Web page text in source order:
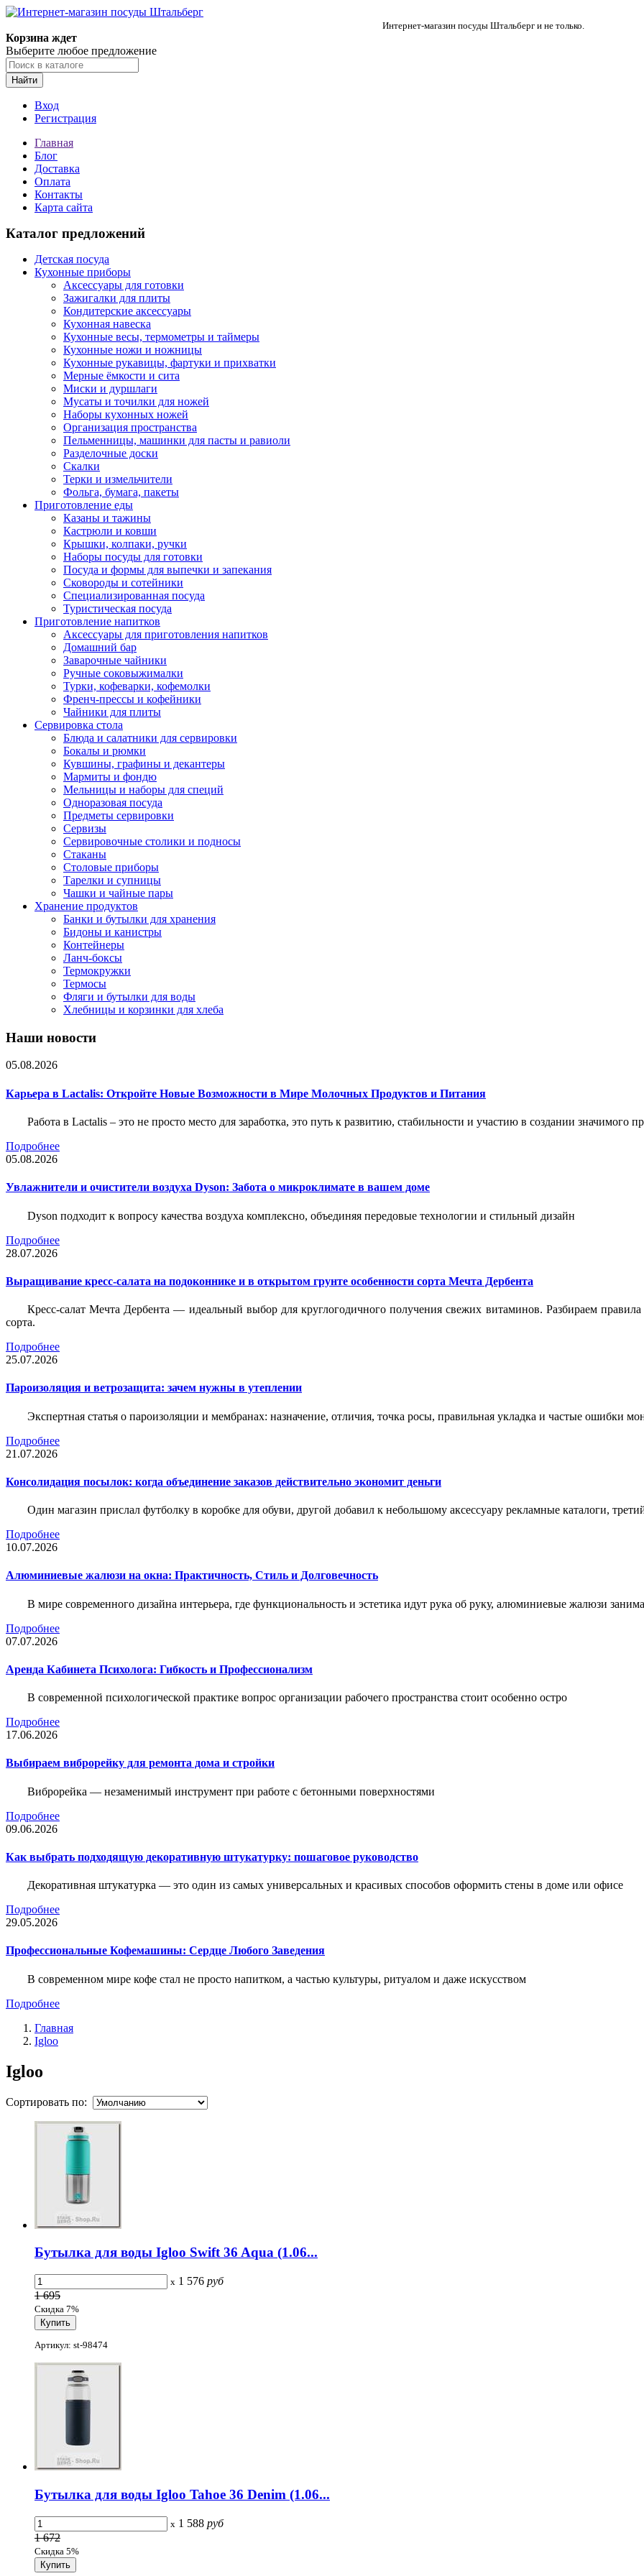
Интернет-магазин посуды Штальберг и не только.
Корзина ждет
Выберите любое предложение
Найти
Вход
Регистрация
Главная
Блог
Доставка
Оплата
Контакты
Карта сайта
Каталог предложений
Детская посуда
Кухонные приборы
Аксессуары для готовки
Зажигалки для плиты
Кондитерские аксессуары
Кухонная навеска
Кухонные весы, термометры и таймеры
Кухонные ножи и ножницы
Кухонные рукавицы, фартуки и прихватки
Мерные ёмкости и сита
Миски и дуршлаги
Мусаты и точилки для ножей
Наборы кухонных ножей
Организация пространства
Пельменницы, машинки для пасты и равиоли
Разделочные доски
Скалки
Терки и измельчители
Фольга, бумага, пакеты
Приготовление еды
Казаны и тажины
Кастрюли и ковши
Крышки, колпаки, ручки
Наборы посуды для готовки
Посуда и формы для выпечки и запекания
Сковороды и сотейники
Специализированная посуда
Туристическая посуда
Приготовление напитков
Аксессуары для приготовления напитков
Домашний бар
Заварочные чайники
Ручные соковыжималки
Турки, кофеварки, кофемолки
Френч-прессы и кофейники
Чайники для плиты
Сервировка стола
Блюда и салатники для сервировки
Бокалы и рюмки
Кувшины, графины и декантеры
Мармиты и фондю
Мельницы и наборы для специй
Одноразовая посуда
Предметы сервировки
Сервизы
Сервировочные столики и подносы
Стаканы
Столовые приборы
Тарелки и супницы
Чашки и чайные пары
Хранение продуктов
Банки и бутылки для хранения
Бидоны и канистры
Контейнеры
Ланч-боксы
Термокружки
Термосы
Фляги и бутылки для воды
Хлебницы и корзинки для хлеба
Наши новости
05.08.2026
Карьера в Lactalis: Откройте Новые Возможности в Мире Молочных Продуктов и Питания
Работа в Lactalis – это не просто место для заработка, это путь к развитию, стабильности и участию в создании значимого
Подробнее
05.08.2026
Увлажнители и очистители воздуха Dyson: Забота о микроклимате в вашем доме
Dyson подходит к вопросу качества воздуха комплексно, объединяя передовые технологии и стильный дизайн
Подробнее
28.07.2026
Выращивание кресс-салата на подоконнике и в открытом грунте особенности сорта Мечта Дербента
Кресс-салат Мечта Дербента — идеальный выбор для круглогодичного получения свежих витаминов. Разбираем
сорта.
Подробнее
25.07.2026
Пароизоляция и ветрозащита: зачем нужны в утеплении
Экспертная статья о пароизоляции и мембранах: назначение, отличия, точка росы, правильная укладка и частые ошибки
Подробнее
21.07.2026
Консолидация посылок: когда объединение заказов действительно экономит деньги
Один магазин прислал футболку в коробке для обуви, другой добавил к небольшому аксессуару рекламные каталоги,
Подробнее
10.07.2026
Алюминиевые жалюзи на окна: Практичность, Стиль и Долговечность
В мире современного дизайна интерьера, где функциональность и эстетика идут рука об руку, алюминиевые жалюзи
Подробнее
07.07.2026
Аренда Кабинета Психолога: Гибкость и Профессионализм
В современной психологической практике вопрос организации рабочего пространства стоит особенно остро
Подробнее
17.06.2026
Выбираем виброрейку для ремонта дома и стройки
Виброрейка — незаменимый инструмент при работе с бетонными поверхностями
Подробнее
09.06.2026
Как выбрать подходящую декоративную штукатурку: пошаговое руководство
Декоративная штукатурка — это один из самых универсальных и красивых способов оформить стены в доме или офисе
Подробнее
29.05.2026
Профессиональные Кофемашины: Сердце Любого Заведения
В современном мире кофе стал не просто напитком, а частью культуры, ритуалом и даже искусством
Подробнее
Главная
Igloo
Igloo
Сортировать по:
Бутылка для воды Igloo Swift 36 Aqua (1.06...
x 1 576 руб
1 695
Скидка 7%
Артикул: st-98474
Бутылка для воды Igloo Tahoe 36 Denim (1.06...
x 1 588 руб
1 672
Скидка 5%